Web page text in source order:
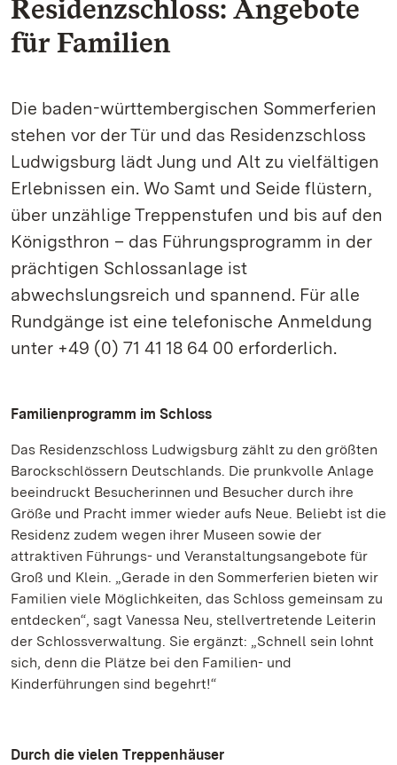
Residenzschloss: Angebote
für Familien
Die baden-württembergischen Sommerferien
stehen vor der Tür und das Residenzschloss
Ludwigsburg lädt Jung und Alt zu vielfältigen
Erlebnissen ein. Wo Samt und Seide flüstern,
über unzählige Treppenstufen und bis auf den
Königsthron – das Führungsprogramm in der
prächtigen Schlossanlage ist
abwechslungsreich und spannend. Für alle
Rundgänge ist eine telefonische Anmeldung
unter +49 (0) 71 41 18 64 00 erforderlich.
Familienprogramm im Schloss
Das Residenzschloss Ludwigsburg zählt zu den größten
Barockschlössern Deutschlands. Die prunkvolle Anlage
beeindruckt Besucherinnen und Besucher durch ihre
Größe und Pracht immer wieder aufs Neue. Beliebt ist die
Residenz zudem wegen ihrer Museen sowie der
attraktiven Führungs- und Veranstaltungsangebote für
Groß und Klein. „Gerade in den Sommerferien bieten wir
Familien viele Möglichkeiten, das Schloss gemeinsam zu
entdecken“, sagt Vanessa Neu, stellvertretende Leiterin
der Schlossverwaltung. Sie ergänzt: „Schnell sein lohnt
sich, denn die Plätze bei den Familien- und
Kinderführungen sind begehrt!“
Durch die vielen Treppenhäuser